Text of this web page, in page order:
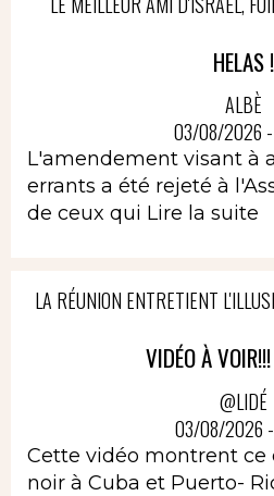
HELAS !
ALBÈ
03/08/2026 -
L'amendement visant à
errants a été rejeté à
de ceux qui Lire la suite
LA RÉUNION ENTRETIENT
VIDÉO À
@LIDÉ
03/08/2026 -
Cette vidéo montrent ce
noir à Cuba et Puerto-